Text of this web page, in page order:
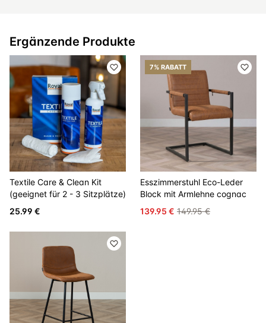
Ergänzende Produkte
Textile Care & Clean Kit
(geeignet für 2 - 3 Sitzplätze)
25.99 €
7% RABATT
Esszimmerstuhl Eco-Leder
Block mit Armlehne cognac
139.95 € 149.95 €